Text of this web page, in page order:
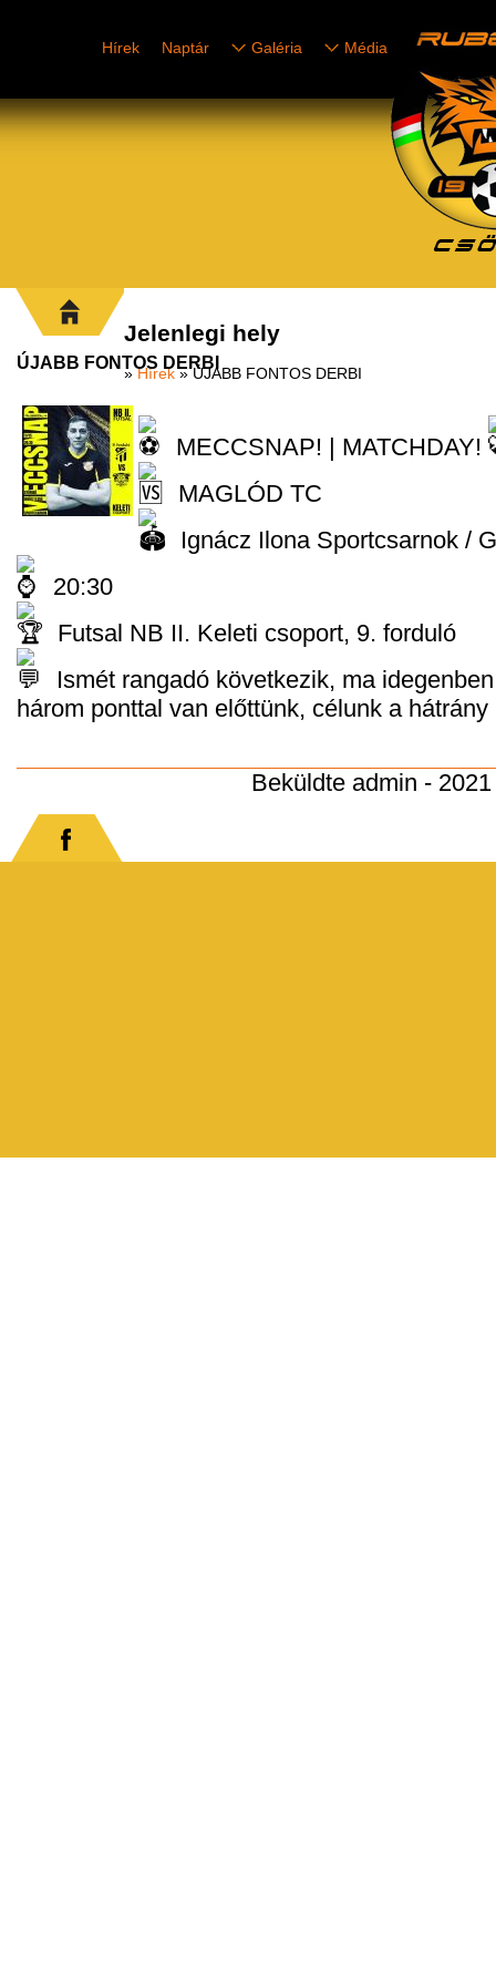
Hírek Naptár Galéria Média
Jelenlegi hely
»Hírek» ÚJABB FONTOS DERBI
ÚJABB FONTOS DERBI
MECCSNAP! | MATCHDAY!
MAGLÓD TC
Ignácz Ilona Sportcsarnok /
20:30
Futsal NB II. Keleti csoport, 9. forduló
Ismét rangadó következik, ma
három ponttal van előttünk, célunk a
Beküldte admin -